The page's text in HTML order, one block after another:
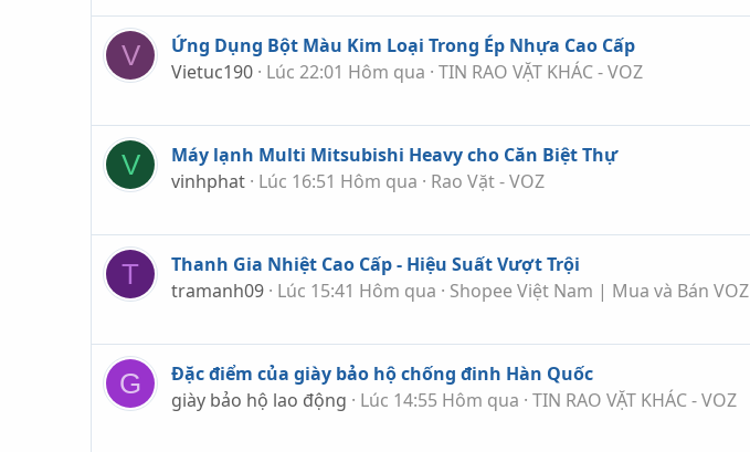
V
Ứng Dụng Bột Màu Kim Loại Trong Ép Nhựa Cao Cấp
Vietuc190
Lúc 22:01 Hôm qua TIN RAO VẶT KHÁC - VOZ
V
Máy lạnh Multi Mitsubishi Heavy cho Căn Biệt Thự
vinhphat
Lúc 16:51 Hôm qua Rao Vặt - VOZ
T
Thanh Gia Nhiệt Cao Cấp - Hiệu Suất Vượt Trội
tramanh09
Lúc 15:41 Hôm qua Shopee Việt Nam | Mua và Bán VOZ
G
Đặc điểm của giày bảo hộ chống đinh Hàn Quốc
giày bảo hộ lao động
Lúc 14:55 Hôm qua TIN RAO VẶT KHÁC - VOZ